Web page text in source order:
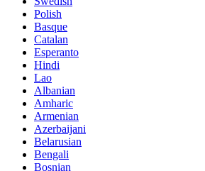
Polish
Basque
Catalan
Esperanto
Hindi
Lao
Albanian
Amharic
Armenian
Azerbaijani
Belarusian
Bengali
Bosnian